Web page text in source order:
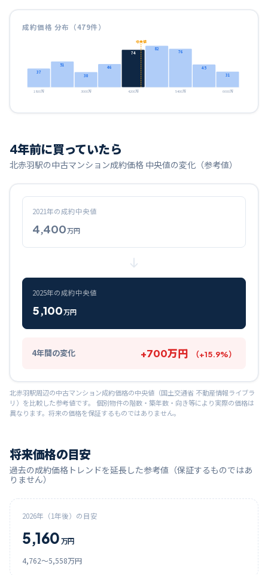
成約価格 分布（479件）
37
51
30
46
74
82
76
45
31
1800万 3000万 4200万 5400万 6600万
中央値
4年前に買っていたら
北赤羽駅の中古マンション成約価格 中央値の変化（参考値）
2021年の成約中央値
4,400万円
2025年の成約中央値
5,100万円
4年間の変化 +700万円 （+15.9%）
北赤羽駅周辺の中古マンション成約価格の中央値（国土交通省 不動産情報ライブラ
リ）を比較した参考値です。 個別物件の階数・築年数・向き等により実際の価格は
異なります。将来の価格を保証するものではありません。
将来価格の目安
過去の成約価格トレンドを延長した参考値（保証するものではあ
りません）
2026年（1年後）の目安
5,160 万円
4,762〜5,558万円